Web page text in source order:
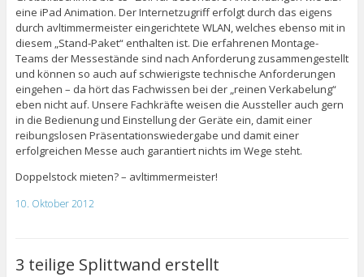
eine iPad Animation. Der Internetzugriff erfolgt durch das eigens
durch avltimmermeister eingerichtete WLAN, welches ebenso mit in
diesem „Stand-Paket“ enthalten ist. Die erfahrenen Montage-
Teams der Messestände sind nach Anforderung zusammengestellt
und können so auch auf schwierigste technische Anforderungen
eingehen – da hört das Fachwissen bei der „reinen Verkabelung“
eben nicht auf. Unsere Fachkräfte weisen die Aussteller auch gern
in die Bedienung und Einstellung der Geräte ein, damit einer
reibungslosen Präsentationswiedergabe und damit einer
erfolgreichen Messe auch garantiert nichts im Wege steht.
Doppelstock mieten? – avltimmermeister!
10. Oktober 2012
3 teilige Splittwand erstellt